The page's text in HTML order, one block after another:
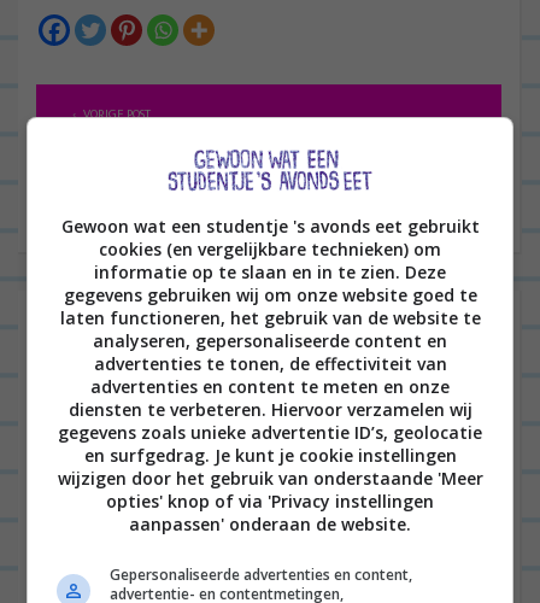
VORIGE POST
VOLGENDE POST
Laat een reactie achter
Het e-mailadres wordt niet gepubliceerd.Vereiste
velden zijn gemarkeerd met*
Gewoon wat een studentje 's avonds eet gebruikt
cookies (en vergelijkbare technieken) om
informatie op te slaan en in te zien. Deze
gegevens gebruiken wij om onze website goed te
laten functioneren, het gebruik van de website te
analyseren, gepersonaliseerde content en
advertenties te tonen, de effectiviteit van
advertenties en content te meten en onze
diensten te verbeteren. Hiervoor verzamelen wij
gegevens zoals unieke advertentie ID’s, geolocatie
en surfgedrag. Je kunt je cookie instellingen
wijzigen door het gebruik van onderstaande 'Meer
opties' knop of via 'Privacy instellingen
aanpassen' onderaan de website.
Gepersonaliseerde advertenties en content,
advertentie- en contentmetingen,